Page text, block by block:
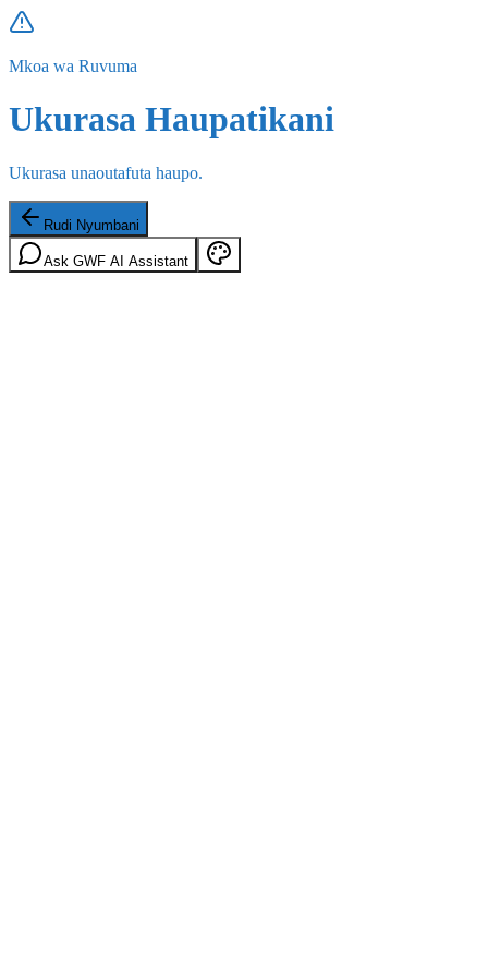
Mkoa wa Ruvuma
Ukurasa Haupatikani
Ukurasa unaoutafuta haupo.
Rudi Nyumbani
Ask GWF AI Assistant